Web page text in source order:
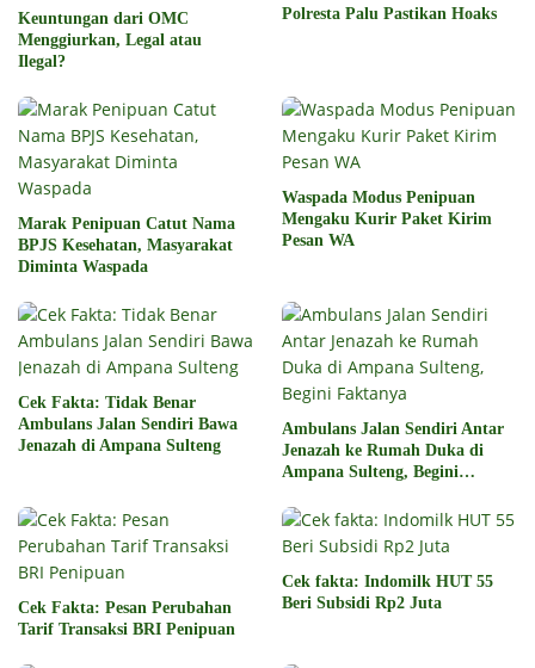
Keuntungan dari OMC
Menggiurkan, Legal atau
Ilegal?
Polresta Palu Pastikan Hoaks
Marak Penipuan Catut Nama
BPJS Kesehatan, Masyarakat
Diminta Waspada
Waspada Modus Penipuan
Mengaku Kurir Paket Kirim
Pesan WA
Cek Fakta: Tidak Benar
Ambulans Jalan Sendiri Bawa
Jenazah di Ampana Sulteng
Ambulans Jalan Sendiri Antar
Jenazah ke Rumah Duka di
Ampana Sulteng, Begini
Cek Fakta: Pesan Perubahan
Tarif Transaksi BRI Penipuan
Cek fakta: Indomilk HUT 55
Beri Subsidi Rp2 Juta